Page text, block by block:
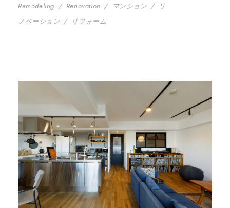
Remodeling / Renovation / マンション /
リ
ノベーション / リフォーム